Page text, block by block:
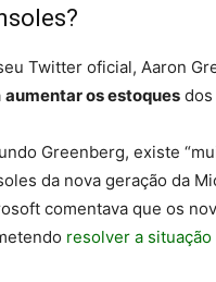
Twitter oficial, Aaron
aumentar os estoques dos
Greenberg, existe
da nova geração da
comentava que os
resolver a